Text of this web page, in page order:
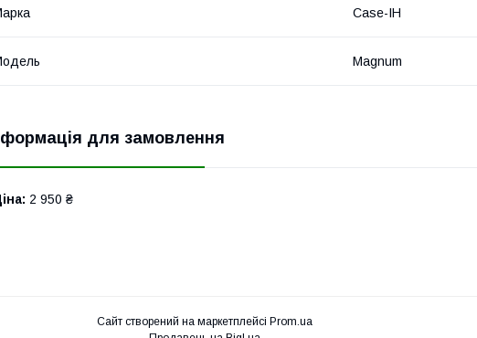
Case-IH
Magnum
для замовлення
2 950 ₴
Сайт створений на маркетплейсі Prom.ua